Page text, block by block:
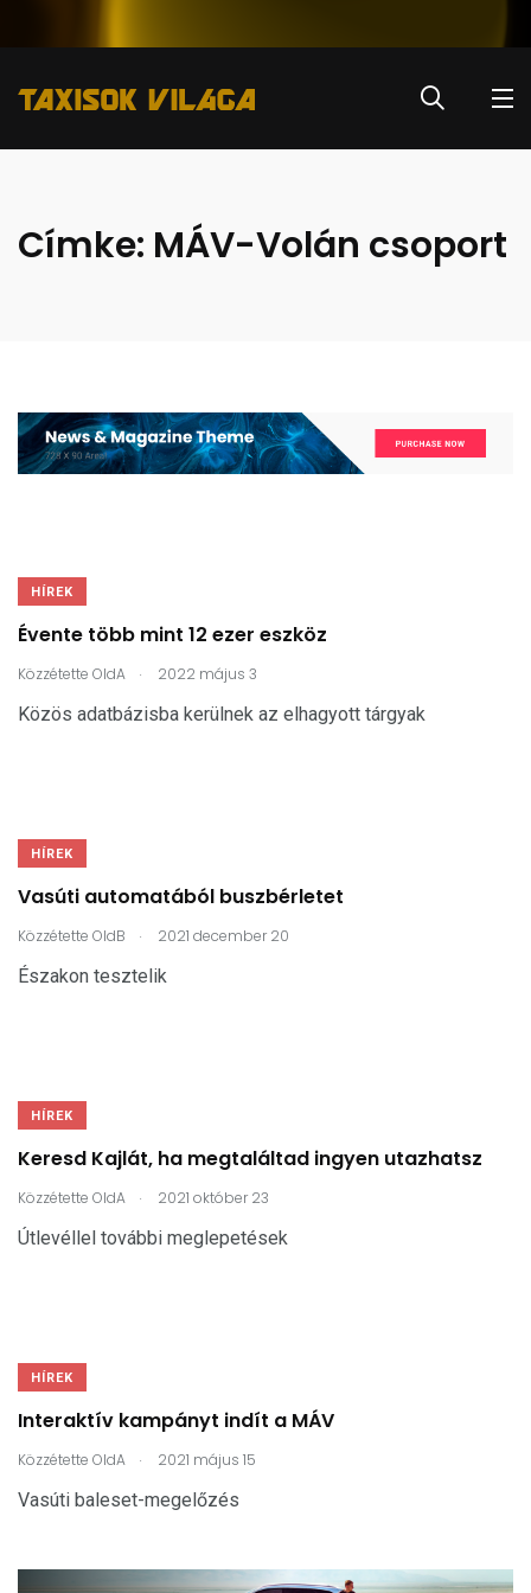
Címke: MÁV-Volán csoport
HÍREK
Évente több mint 12 ezer eszköz
Közzétette OldA . 2022 május 3
Közös adatbázisba kerülnek az elhagyott tárgyak
HÍREK
Vasúti automatából buszbérletet
Közzétette OldB . 2021 december 20
Északon tesztelik
HÍREK
Keresd Kajlát, ha megtaláltad ingyen utazhatsz
Közzétette OldA . 2021 október 23
Útlevéllel további meglepetések
HÍREK
Interaktív kampányt indít a MÁV
Közzétette OldA . 2021 május 15
Vasúti baleset-megelőzés